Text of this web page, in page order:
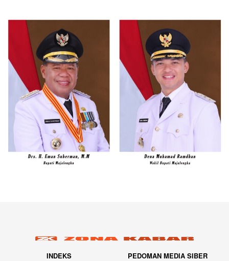
INDEKS
PEDOMAN MEDIA SIBER